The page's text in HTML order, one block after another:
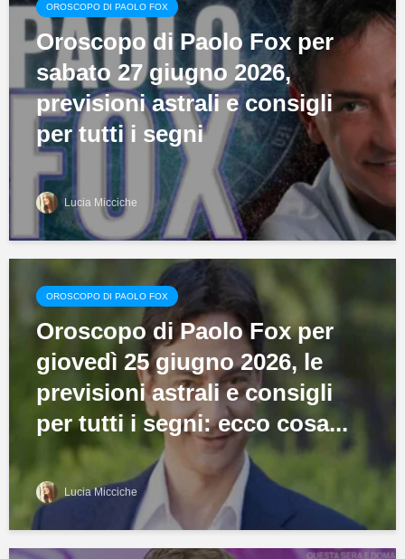
OROSCOPO DI PAOLO FOX
Oroscopo di Paolo Fox per
sabato 27 giugno 2026,
previsioni astrali e consigli
per tutti i segni
Lucia Micciche
OROSCOPO DI PAOLO FOX
Oroscopo di Paolo Fox per
giovedì 25 giugno 2026, le
previsioni astrali e consigli
per tutti i segni: ecco cosa...
Lucia Micciche